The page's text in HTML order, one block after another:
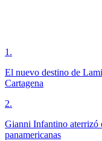
1 .
El nuevo destino de
Cartagena
2.
Gianni Infantino aterrizó
panamericanas